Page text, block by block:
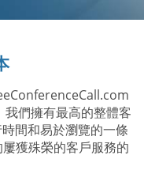
們擁有最高的整體客
間和易於瀏覽的一條
獲殊榮的客戶服務的